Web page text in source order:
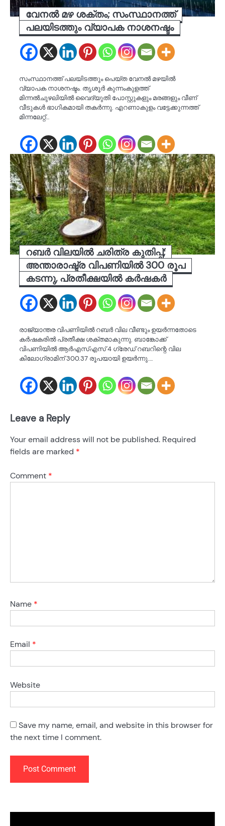
വേനൽ മഴ ശക്തം; സംസ്ഥാനത്ത്
പലയിടത്തും വ്യാപക നാശനഷ്ടം
സംസ്ഥാനത്ത് പലയിടത്തും പെയ്ത വേനൽ മഴയിൽ
വ്യാപക നാശനഷ്ടം. തൃശൂർ കുന്നംകുളത്ത്
മിന്നൽചുഴലിയിൽ വൈദ്യുതി പോസ്റ്റുകളും മരങ്ങളും വീണ്
വീടുകൾ ഭാഗികമായി തകർന്നു. എറണാകുളം വട്ടേക്കുന്നത്ത്
മിന്നലേറ്റ്…
റബർ വിലയിൽ ചരിത്ര കുതിപ്പ്;
അന്താരാഷ്ട്ര വിപണിയിൽ 300 രൂപ
കടന്നു, പ്രതീക്ഷയിൽ കർഷകർ
രാജ്യാന്തര വിപണിയിൽ റബർ വില വീണ്ടും ഉയർന്നതോടെ
കർഷകരിൽ പ്രതീക്ഷ ശക്തമാകുന്നു. ബാങ്കോക്ക്
വിപണിയിൽ ആർഎസ്എസ് 4 ഗ്രേഡ് റബറിന്റെ വില
കിലോഗ്രാമിന് 300.37 രൂപയായി ഉയർന്നു.…
Leave a Reply
Your email address will not be published. Required
fields are marked *
Comment *
Name *
Email *
Website
Save my name, email, and website in this browser for
the next time I comment.